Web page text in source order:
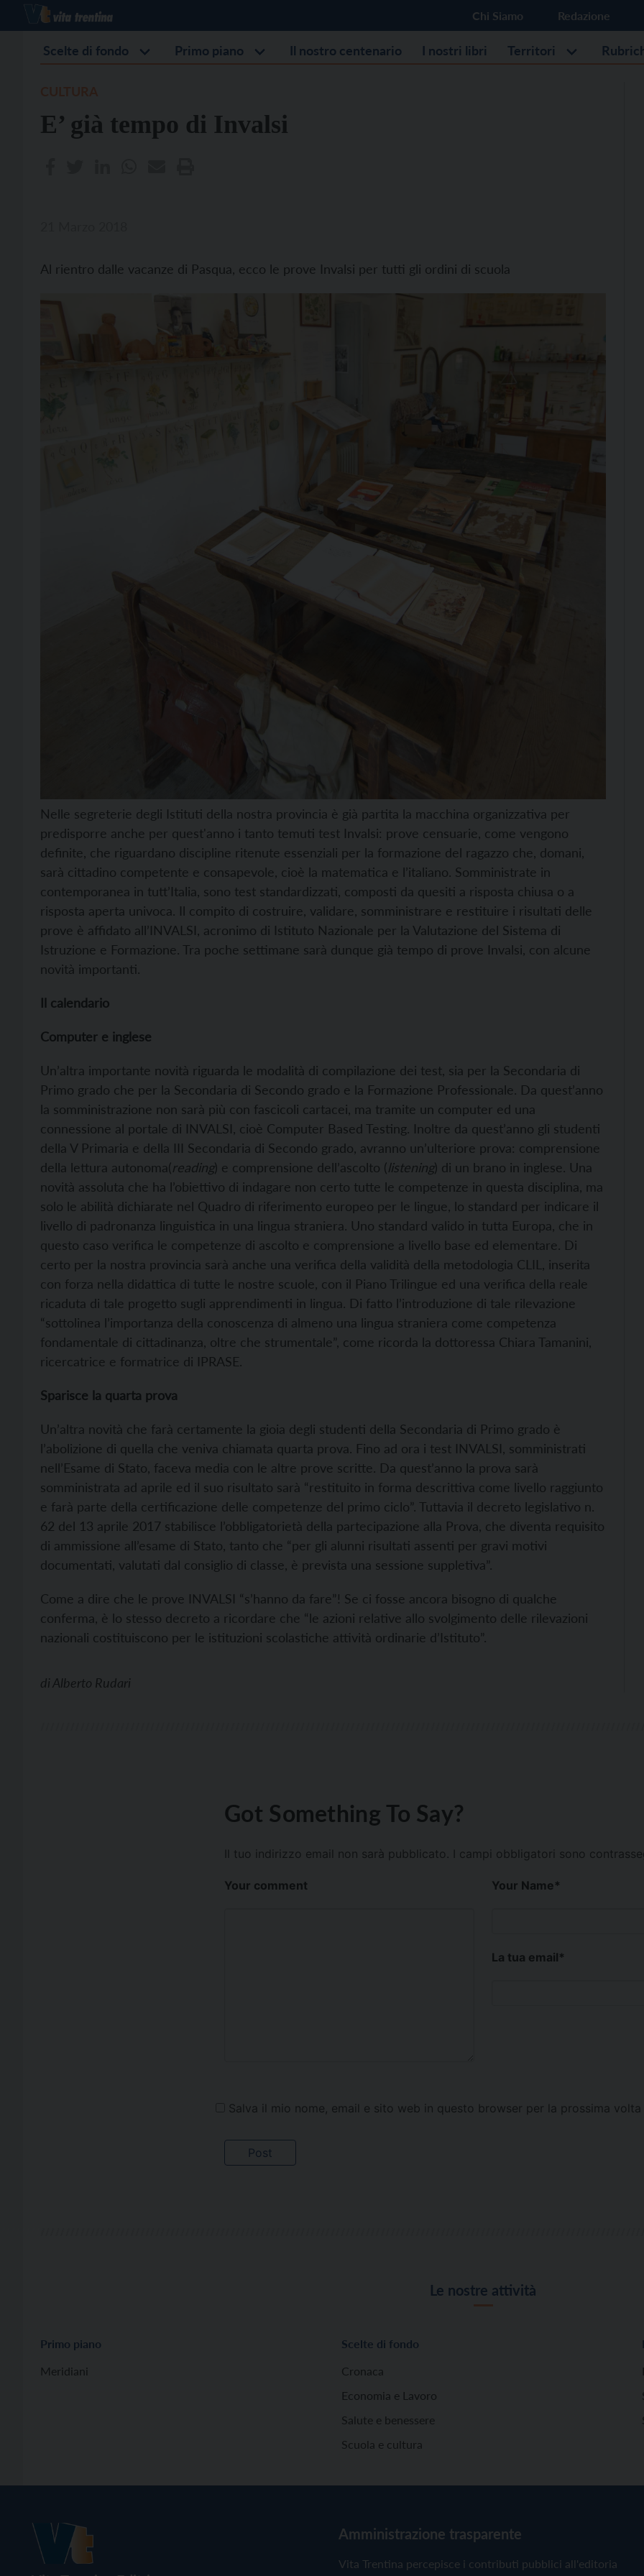
Chi Siamo Redazione
Scelte di fondo Primo piano Il nostro centenario I nostri libri Territori
E’ già tempo di Invalsi
Al rientro dalle vacanze di Pasqua, ecco le prove Invalsi per tutti gli ordini di scuola
Nelle segreterie degli Istituti della nostra provincia è già partita la macchina organizzativa per
predisporre anche per quest'anno i tanto temuti test Invalsi: prove censuarie, come vengono
definite, che riguardano discipline ritenute essenziali per la formazione del ragazzo che, domani,
sarà cittadino competente e consapevole, cioè la matematica e l’italiano. Somministrate in
contemporanea in tutt’Italia, sono test standardizzati, composti da quesiti a risposta chiusa o a
risposta aperta univoca. Il compito di costruire, validare, somministrare e restituire i risultati delle
prove è affidato all’INVALSI, acronimo di Istituto Nazionale per la Valutazione del Sistema di
Istruzione e Formazione. Tra poche settimane sarà dunque già tempo di prove Invalsi, con alcune
novità importanti.
Il calendario
Computer e inglese
Un’altra importante novità riguarda le modalità di compilazione dei test, sia per la Secondaria di
Primo grado che per la Secondaria di Secondo grado e la Formazione Professionale. Da quest’anno
la somministrazione non sarà più con fascicoli cartacei, ma tramite un computer ed una
connessione al portale di INVALSI, cioè Computer Based Testing. Inoltre da quest’anno gli studenti
della V Primaria e della III Secondaria di Secondo grado, avranno un’ulteriore prova: comprensione
della lettura autonoma(reading) e comprensione dell’ascolto (listening) di un brano in inglese. Una
novità assoluta che ha l’obiettivo di indagare non certo tutte le competenze in questa disciplina, ma
solo le abilità dichiarate nel Quadro di riferimento europeo per le lingue, lo standard per indicare il
livello di padronanza linguistica in una lingua straniera. Uno standard valido in tutta Europa, che in
questo caso verifica le competenze di ascolto e comprensione a livello base ed elementare. Di
certo per la nostra provincia sarà anche una verifica della validità della metodologia CLIL, inserita
con forza nella didattica di tutte le nostre scuole, con il Piano Trilingue ed una verifica della reale
ricaduta di tale progetto sugli apprendimenti in lingua. Di fatto l’introduzione di tale rilevazione
“sottolinea l’importanza della conoscenza di almeno una lingua straniera come competenza
fondamentale di cittadinanza, oltre che strumentale”, come ricorda la dottoressa Chiara Tamanini,
ricercatrice e formatrice di IPRASE.
Sparisce la quarta prova
Un’altra novità che farà certamente la gioia degli studenti della Secondaria di Primo grado è
l’abolizione di quella che veniva chiamata quarta prova. Fino ad ora i test INVALSI, somministrati
nell’Esame di Stato, faceva media con le altre prove scritte. Da quest’anno la prova sarà
somministrata ad aprile ed il suo risultato sarà “restituito in forma descrittiva come livello raggiunto
e farà parte della certificazione delle competenze del primo ciclo”. Tuttavia il decreto legislativo n.
62 del 13 aprile 2017 stabilisce l’obbligatorietà della partecipazione alla Prova, che diventa requisito
di ammissione all’esame di Stato, tanto che “per gli alunni risultati assenti per gravi motivi
documentati, valutati dal consiglio di classe, è prevista una sessione suppletiva”.
Come a dire che le prove INVALSI “s’hanno da fare”! Se ci fosse ancora bisogno di qualche
conferma, è lo stesso decreto a ricordare che “le azioni relative allo svolgimento delle rilevazioni
nazionali costituiscono per le istituzioni scolastiche attività ordinarie d’Istituto”.
diAlberto Rudari
Got Something To Say?
Il tuo indirizzo email non sarà pubblicato. I campi obbligatori sono
Your comment Your Name*
La tua email*
Salva il mio nome, email e sito web in questo browser per la prossima
Le nostre attività
Primo piano
Meridiani
Scelte di fondo
Cronaca
Economia e Lavoro
Salute e benessere
Scuola e cultura
Amministrazione trasparente
Vita Trentina percepisce i contributi pubblici all'editoria